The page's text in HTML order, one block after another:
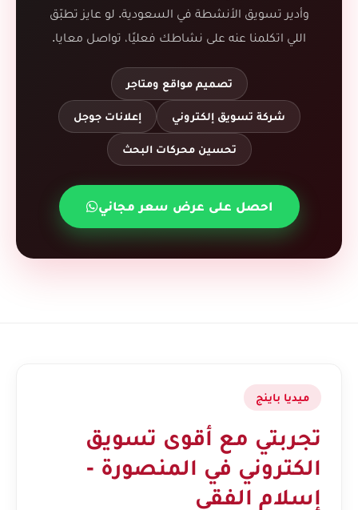
وأدير تسويق الأنشطة في السعودية. لو عايز تطبّق
اللي اتكلمنا عنه على نشاطك فعليًا، تواصل معايا.
تصميم مواقع ومتاجر
شركة تسويق إلكتروني إعلانات جوجل
تحسين محركات البحث
احصل على عرض سعر مجاني
ميديا باينج
تجربتي مع أقوى تسويق
الكتروني في المنصورة -
إسلام الفقي